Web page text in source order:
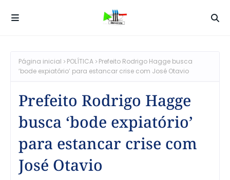
Página inicial POLÍTICA
Prefeito Rodrigo Hagge busca
‘bode expiatório’ para estancar crise com José Otavio
Prefeito Rodrigo Hagge
busca ‘bode expiatório’
para estancar crise com
José Otavio